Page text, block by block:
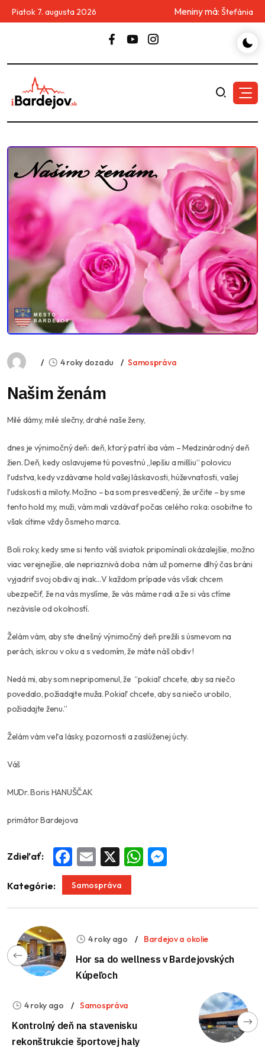
Piatok 7. augusta 2026 Meniny má: Štefánia
4 roky dozadu Samospráva
Našim ženám
Milé dámy, milé slečny, drahé naše ženy,
dnes je výnimočný deň: deň, ktorý patrí iba vám – Medzinárodný deň
žien. Deň, kedy oslavujeme tú povestnú „lepšiu a milšiu“ polovicu
ľudstva, kedy vzdávame hold vašej láskavosti, húževnatosti, vašej
ľudskosti a miloty. Možno – ba som presvedčený, že určite – by sme
tento hold my, muži, vám mali vzdávať počas celého roka: osobitne to
však cítime vždy ôsmeho marca.
Boli roky, kedy sme si tento váš sviatok pripomínali okázalejšie, možno
viac verejnejšie, ale nepriaznivá doba nám už pomerne dlhý čas bráni
vyjadriť svoj obdiv aj inak…V každom prípade vás však chcem
ubezpečiť, že na vás myslíme, že vás máme radi a že si vás ctíme
nezávisle od okolností.
Želám vám, aby ste dnešný výnimočný deň prežili s úsmevom na
perách, iskrou v oku a s vedomím, že máte náš obdiv !
Nedá mi, aby som nepripomenul, že “pokiaľ chcete, aby sa niečo
povedalo, požiadajte muža. Pokiaľ chcete, aby sa niečo urobilo,
požiadajte ženu.”
Želám vám veľa lásky, pozornosti a zaslúženej úcty.
Váš
MUDr. Boris HANUŠČAK
primátor Bardejova
Zdieľať: Facebook
Email WhatsApp
Kategórie: Samospráva
4 roky ago Bardejov a okolie
Hor sa do wellness v Bardejovských
Kúpeľoch
4 roky ago Samospráva
Kontrolný deň na stavenisku
rekonštrukcie športovej haly